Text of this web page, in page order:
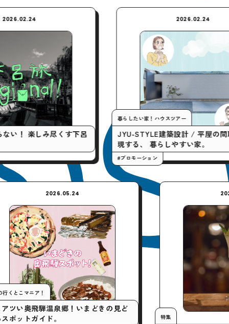
尽くす下呂
暮らしたい家！ハウスツアー
JYU-STYLE建築設計 / 平屋の間取りで実
現する、 暮らしやすい家。
#プロモーション
今月の行くとこマニア！
いまアツい奥飛騨温泉郷！いまどきの見ど
ころスポットガイド。